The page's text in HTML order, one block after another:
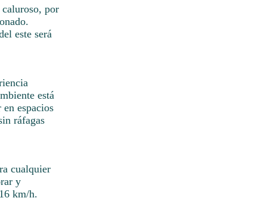
caluroso, por
este será
está
espacios
ráfagas
cualquier
y
km/h.